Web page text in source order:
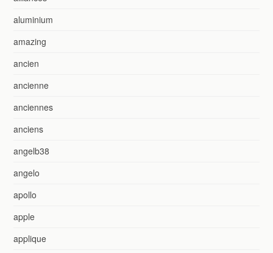
aluminium
amazing
ancien
ancienne
anciennes
anciens
angelb38
angelo
apollo
apple
applique